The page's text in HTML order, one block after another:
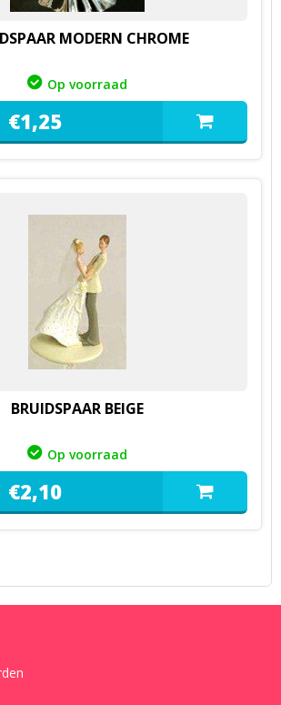
MODERN CHROME
Op voorraad
€1,25
BRUIDSPAAR BEIGE
Op voorraad
€2,10